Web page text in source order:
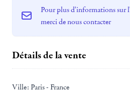
Pour plus d'informations sur
merci de nous contacter
Détails de la vente
Ville: Paris - France